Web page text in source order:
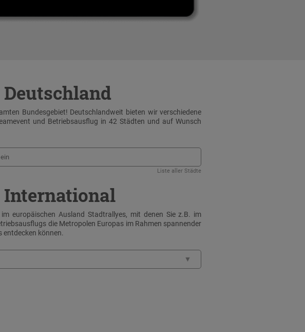
Bundesgebiet! Deutschlandweit bieten wir verschiedene
und Betriebsausflug in 42 Städten und auf Wunsch
Liste aller Städte
europäischen Ausland Stadtrallyes, mit denen Sie z.B. im
die Metropolen Europas im Rahmen spannender
entdecken können.